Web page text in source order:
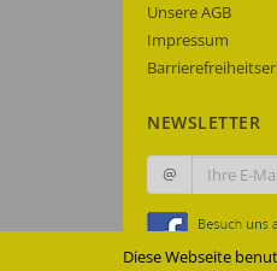
Diese Webseite
Unsere AGB
Impressum
NEWSLETTER
@